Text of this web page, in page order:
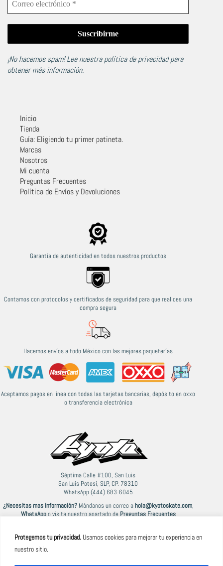
Protegemos tu privacidad. Usamos cookies para mejorar tu experiencia en
nuestro sitio.
¡No hacemos spam! Lee nuestrapolítica de privacidadpara
obtener más información.
Inicio
Tienda
Guía: Eligiendo tu primer patineta.
Marcas
Nosotros
Mi cuenta
Preguntas Frecuentes
Política de Envíos y Devoluciones
Garantía de autenticidad en todos nuestros productos
Contamos con protocolos y certificados de seguridad para que realices una
compra segura
Hacemos envíos a todo México con las mejores paqueterías
Aceptamos pagos en línea con todas las tarjetas bancarias, depósito en oxxo
o transferencia electrónica
Séptima Calle #100, San Luis
San Luis Potosí, SLP, CP. 78310
WhatsApp (444) 683-6045
¿Necesitas mas información?Mándanos un correo ahola@kyotoskate.com,
WhatsAppo visita nuestro apartado de Preguntas Frecuentes